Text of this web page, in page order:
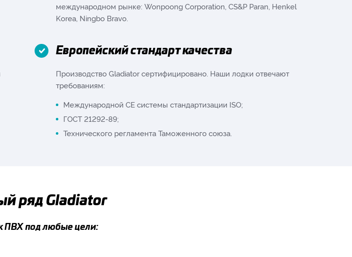
международном рынке: Wonpoong Corporation, CS&P Paran, Henkel
Korea, Ningbo Bravo.
Европейский стандарт качества
Производство Gladiator сертифицировано. Наши лодки отвечают
требованиям:
Международной CE системы стандартизации ISO;
ГОСТ 21292-89;
Технического регламента Таможенного союза.
ряд Gladiator
ПВХ под любые цели: